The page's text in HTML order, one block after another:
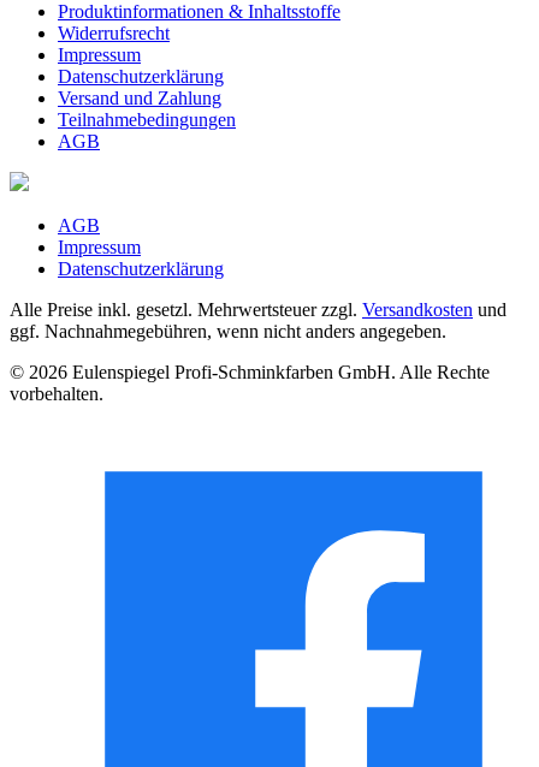
Produktinformationen & Inhaltsstoffe
Widerrufsrecht
Impressum
Datenschutzerklärung
Versand und Zahlung
Teilnahmebedingungen
AGB
AGB
Impressum
Datenschutzerklärung
Alle Preise inkl. gesetzl. Mehrwertsteuer zzgl. Versandkosten und
ggf. Nachnahmegebühren, wenn nicht anders angegeben.
© 2026 Eulenspiegel Profi-Schminkfarben GmbH. Alle Rechte
vorbehalten.